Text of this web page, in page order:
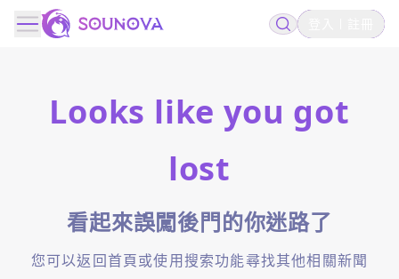
Looks like you got
lost
看起來誤闖後門的你迷路了
您可以返回首頁或使用搜索功能尋找其他相關新聞